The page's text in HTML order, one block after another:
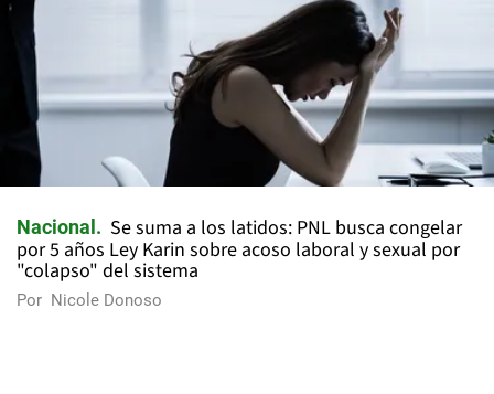
Nacional
Se suma a los latidos: PNL busca congelar
por 5 años Ley Karin sobre acoso laboral y sexual por
"colapso" del sistema
Por Nicole Donoso